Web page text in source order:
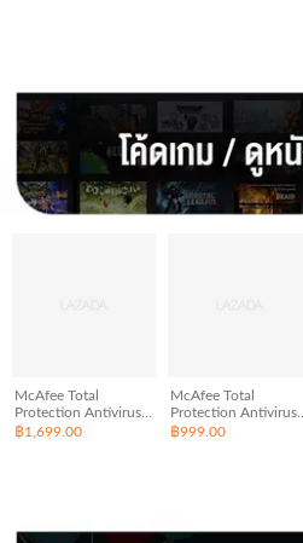
McAfee Total
Protection Antivirus
Software 3 เครื่อง, 1 ปี
฿1,699.00
McAfee Total
Protection Antivirus
Software 1 เครื่อง, 1 ปี
฿999.00